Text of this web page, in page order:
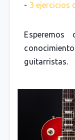
- 3 ejercicios
guitarristas.